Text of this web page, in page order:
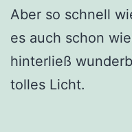
Aber so schnell
es auch schon
hinterließ
tolles Licht.